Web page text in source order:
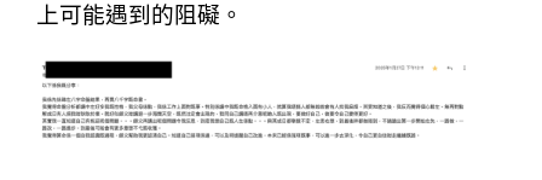
上可能遇到的阻礙。